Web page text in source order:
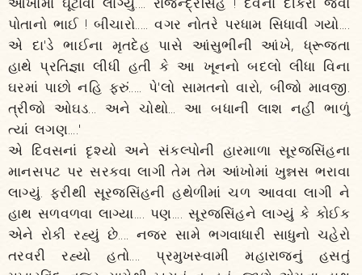
પોતાનો ભાઈ ! બીચારો..... વગર નોતરે પરધામ સિધાવી ગયો....
એ દા'ડે ભાઈના મૃતદેહ પાસે આંસુભીની આંખે, ધ્રૂજતા
હાથે પ્રતિજ્ઞા લીધી હતી કે આ ખૂનનો બદલો લીધા વિના
ઘરમાં પાછો નહિ ફરું..... પે'લો સામતનો વારો, બીજો માવજી.
ત્રીજો ઓઘડ... અને ચોથો... આ બધાની લાશ નહીં ભાળું
ત્યાં લગણ....'
એ દિવસનાં દૃશ્યો અને સંકલ્પોની હારમાળા સૂરજસિંહના
માનસપટ પર સરકવા લાગી તેમ તેમ આંખોમાં ખુન્નસ ભરાવા
લાગ્યું. ફરીથી સૂરજસિંહની હથેળીમાં ચળ આવવા લાગી ને
હાથ સળવળવા લાગ્યા.... પણ.... સૂરજસિંહને લાગ્યું કે કોઈક
એને રોકી રહ્યું છે.... નજર સામે ભગવાધારી સાધુનો ચહેરો
તરવરી રહ્યો હતો.... પ્રમુખસ્વામી મહારાજનું હસતું